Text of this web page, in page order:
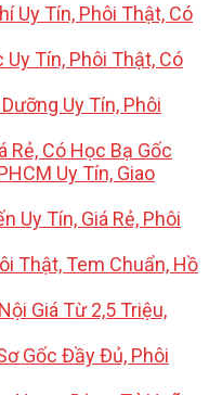
Uy Tín, Phôi Thật, Có
Tín, Phôi Thật, Có
Uy Tín, Phôi
Rẻ, Có Học Bạ Gốc
Uy Tín, Giao
Uy Tín, Giá Rẻ, Phôi
Thật, Tem Chuẩn, Hồ
Giá Từ 2,5 Triệu,
Gốc Đầy Đủ, Phôi